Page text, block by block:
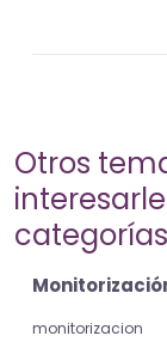
Otros
monitorizacion